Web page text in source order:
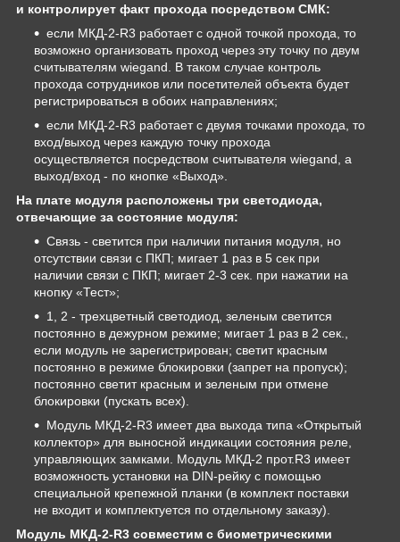
и контролирует факт прохода посредством СМК:
если МКД-2-R3 работает с одной точкой прохода, то
возможно организовать проход через эту точку по двум
считывателям wiegand. В таком случае контроль
прохода сотрудников или посетителей объекта будет
регистрироваться в обоих направлениях;
если МКД-2-R3 работает с двумя точками прохода, то
вход/выход через каждую точку прохода
осуществляется посредством считывателя wiegand, а
выход/вход - по кнопке «Выход».
На плате модуля расположены три светодиода,
отвечающие за состояние модуля:
Связь - светится при наличии питания модуля, но
отсутствии связи с ПКП; мигает 1 раз в 5 сек при
наличии связи с ПКП; мигает 2-3 сек. при нажатии на
кнопку «Тест»;
1, 2 - трехцветный светодиод, зеленым светится
постоянно в дежурном режиме; мигает 1 раз в 2 сек.,
если модуль не зарегистрирован; светит красным
постоянно в режиме блокировки (запрет на пропуск);
постоянно светит красным и зеленым при отмене
блокировки (пускать всех).
Модуль МКД-2-R3 имеет два выхода типа «Открытый
коллектор» для выносной индикации состояния реле,
управляющих замками. Модуль МКД-2 прот.R3 имеет
возможность установки на DIN-рейку с помощью
специальной крепежной планки (в комплект поставки
не входит и комплектуется по отдельному заказу).
Модуль МКД-2-R3 совместим с биометрическими